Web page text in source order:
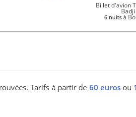
Billet d'avion
6 nuitsà
Tarifs à partir de 60 eurosou